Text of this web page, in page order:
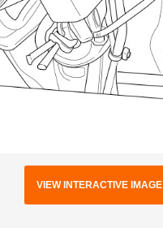
VIEW INTERACTIVE IMAGE